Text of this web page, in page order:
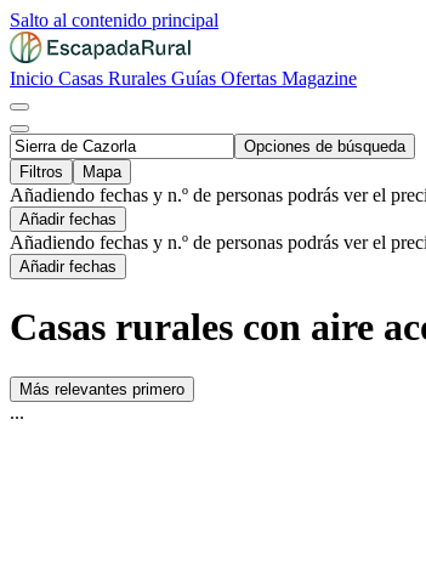
Salto al contenido principal
Inicio Casas Rurales Guías Ofertas Magazine
Opciones de búsqueda
Filtros
Mapa
Añadiendo fechas y n.º de personas podrás ver el
Añadir fechas
Añadiendo fechas y n.º de personas podrás ver el
Añadir fechas
Casas rurales con aire
Más relevantes primero
...